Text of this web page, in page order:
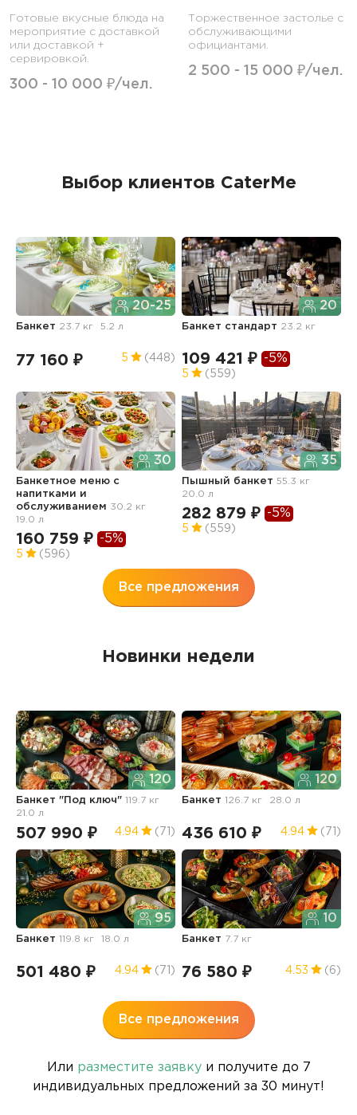
Готовые вкусные блюда на
мероприятие с доставкой
или доставкой +
сервировкой.
300 - 10 000 ₽/чел.
Торжественное застолье с
обслуживающими
официантами.
2 500 - 15 000 ₽/чел.
Выбор клиентов CaterMe
20-25
Банкет 23.7 кг 5.2 л
77 160 ₽ 5 (448)
20
Банкет стандарт 23.2 кг
109 421 ₽ -5%
5 (559)
30
Банкетное меню с
напитками и
обслуживанием 30.2 кг
19.0 л
160 759 ₽ -5%
5 (596)
35
Пышный банкет55.3 кг
20.0 л
282 879 ₽ -5%
5 (559)
Все предложения
Новинки недели
120
Банкет "Под ключ"119.7 кг
21.0 л
507 990 ₽ 4.94 (71)
120
Банкет126.7 кг 28.0 л
436 610 ₽ 4.94 (71)
95
Банкет119.8 кг 18.0 л
501 480 ₽ 4.94 (71)
10
Банкет 7.7 кг
76 580 ₽ 4.53 (6)
Все предложения
Или разместите заявкуи получите до 7
индивидуальных предложений за 30 минут!